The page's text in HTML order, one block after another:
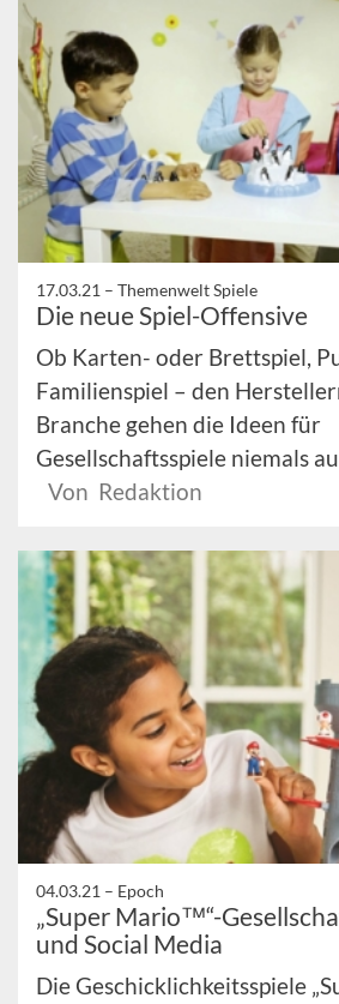
17.03.21 – Themenwelt Spiele
Die neue Spiel-Offensive
Ob Karten- oder Brettspiel,
Familienspiel – den
Branche gehen die Ideen für
Gesellschaftsspiele niemals
Von Redaktion
04.03.21 – Epoch
„Super Mario™“-
und Social Media
Die Geschicklichkeitsspiele